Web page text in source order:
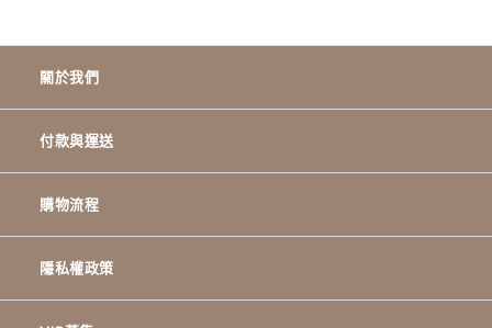
關於我們
付款與運送
購物流程
隱私權政策